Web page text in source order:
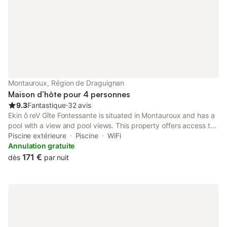
également bénéficier de nos soins énergétiques durant votre
séjour, notre offre "Weekend bien être holistiqu
Montauroux, Région de Draguignan
Maison d’hôte pour 4 personnes
9.3Fantastique⋅32 avis
Ekin ô reV Gîte Fontessante is situated in Montauroux and has a
pool with a view and pool views. This property offers access to
a terrace, free private parking and free WiFi.
Piscine extérieure Piscine
WiFi
Annulation gratuite
dès 171 € par nuit